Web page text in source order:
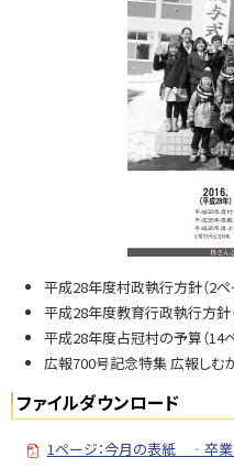
窓
口
平成28年度村政執行方針（2ペ
平成28年度教育行政執行方針
平成28年度占冠村の予算（14
広報700号記念特集 広報しむ
ファイルダウンロード
1ページ：今月の表紙 ‐卒